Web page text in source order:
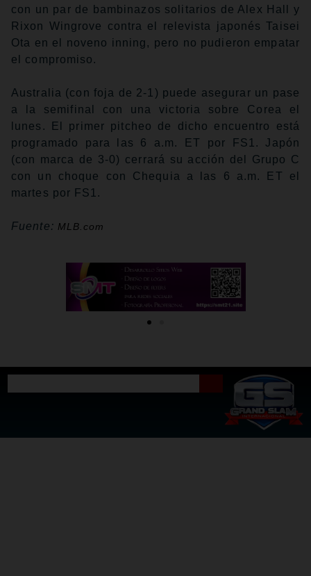
con un par de bambinazos solitarios de Alex Hall y
Rixon Wingrove contra el relevista japonés Taisei
Ota en el noveno inning, pero no pudieron empatar
el compromiso.
Australia (con foja de 2-1) puede asegurar un pase
a la semifinal con una victoria sobre Corea el
lunes. El primer pitcheo de dicho encuentro está
programado para las 6 a.m. ET por FS1. Japón
(con marca de 3-0) cerrará su acción del Grupo C
con un choque con Chequia a las 6 a.m. ET el
martes por FS1.
Fuente: MLB.com